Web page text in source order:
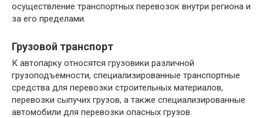
осуществление транспортных перевозок внутри региона и
за его пределами.
Грузовой транспорт
К автопарку относятся грузовики различной
грузоподъемности, специализированные транспортные
средства для перевозки строительных материалов,
перевозки сыпучих грузов, а также специализированные
автомобили для перевозки опасных грузов.